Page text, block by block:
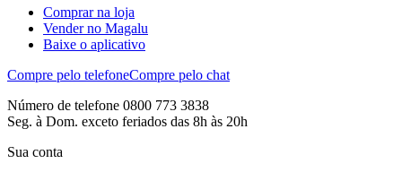
Comprar na loja
Vender no Magalu
Baixe o aplicativo
Compre pelo telefoneCompre pelo chat
Número de telefone 0800 773 3838
Seg. à Dom. exceto feriados das 8h às 20h
Sua conta